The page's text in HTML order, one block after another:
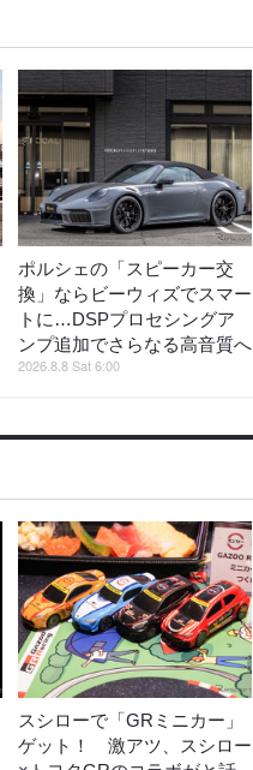
ポルシェの「スピーカー交
換」ならビーウィズでスマー
トに…DSPプロセシングア
ンプ追加でさらなる高音質へ
2026.8.8 Sat 6:00
スシローで「GRミニカー」
ゲット！ 激アツ、スシロー